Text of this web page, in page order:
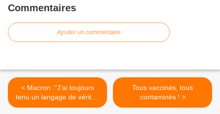
Commentaires
Ajouter un commentaire
< Macron :"J'ai toujours
tenu un langage de vérité."
Si vous n'éclatez pas de rire
Tous vaccinés, tous
contaminés ! >